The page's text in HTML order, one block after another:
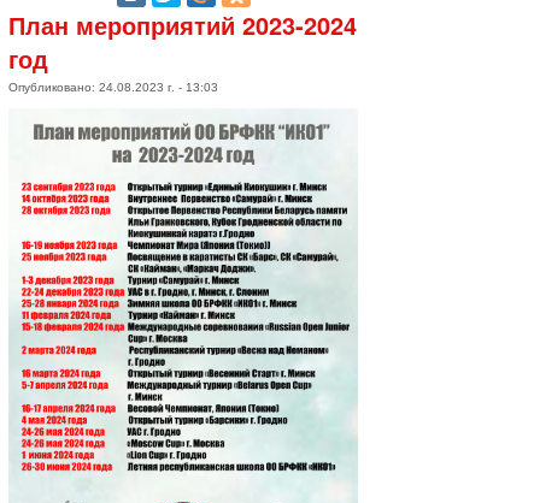
План мероприятий 2023-2024
год
Опубликовано: 24.08.2023 г. - 13:03